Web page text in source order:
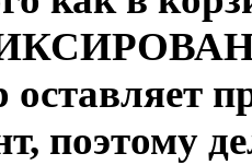
оставляет
поэтому